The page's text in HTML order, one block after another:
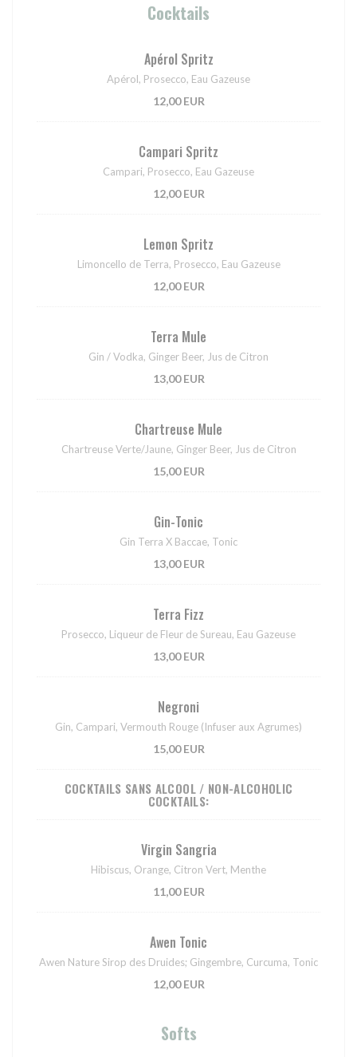
Cocktails
Apérol Spritz
Apérol, Prosecco, Eau Gazeuse
12,00 EUR
Campari Spritz
Campari, Prosecco, Eau Gazeuse
12,00 EUR
Lemon Spritz
Limoncello de Terra, Prosecco, Eau Gazeuse
12,00 EUR
Terra Mule
Gin / Vodka, Ginger Beer, Jus de Citron
13,00 EUR
Chartreuse Mule
Chartreuse Verte/Jaune, Ginger Beer, Jus de Citron
15,00 EUR
Gin-Tonic
Gin Terra X Baccae, Tonic
13,00 EUR
Terra Fizz
Prosecco, Liqueur de Fleur de Sureau, Eau Gazeuse
13,00 EUR
Negroni
Gin, Campari, Vermouth Rouge (Infuser aux Agrumes)
15,00 EUR
COCKTAILS SANS ALCOOL / NON-ALCOHOLIC
COCKTAILS:
Virgin Sangria
Hibiscus, Orange, Citron Vert, Menthe
11,00 EUR
Awen Tonic
Awen Nature Sirop des Druides; Gingembre, Curcuma, Tonic
12,00 EUR
Softs